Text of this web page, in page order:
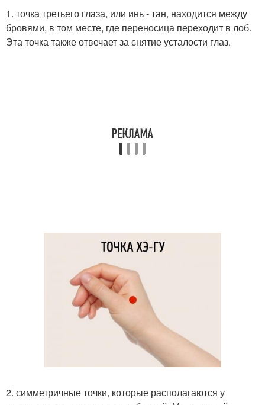
1. точка третьего глаза, или инь - тан, находится между
бровями, в том месте, где переносица переходит в лоб.
Эта точка также отвечает за снятие усталости глаз.
2. симметричные точки, которые располагаются у